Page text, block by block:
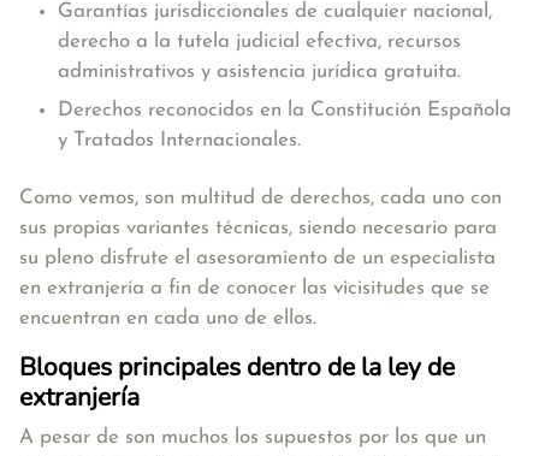
Garantías jurisdiccionales de cualquier nacional,
derecho a la tutela judicial efectiva, recursos
administrativos y asistencia jurídica gratuita.
Derechos reconocidos en la Constitución Española
y Tratados Internacionales.
Como vemos, son multitud de derechos, cada uno con
sus propias variantes técnicas, siendo necesario para
su pleno disfrute el asesoramiento de un especialista
en extranjería a fin de conocer las vicisitudes que se
encuentran en cada uno de ellos.
Bloques principales dentro de la ley de
extranjería
A pesar de son muchos los supuestos por los que un